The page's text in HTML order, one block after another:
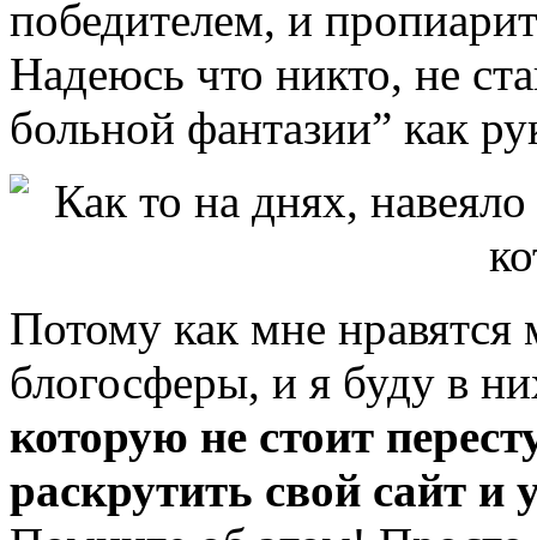
победителем, и
Надеюсь что никто, не
больной фантазии” как
Потому как мне
блогосферы, и я буду в
которую не стоит
раскрутить свой сайт и